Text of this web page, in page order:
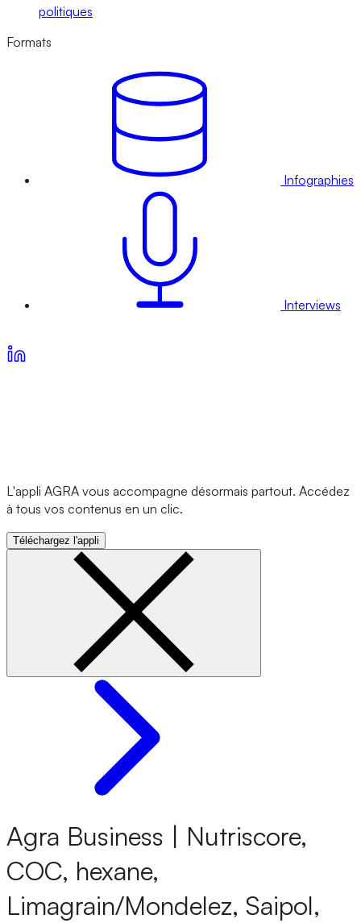
politiques
Formats
Infographies
Interviews
L'appli AGRA vous accompagne désormais partout. Accédez
à tous vos contenus en un clic.
Téléchargez l'appli
Agra Business | Nutriscore,
COC, hexane,
Limagrain/Mondelez, Saipol,